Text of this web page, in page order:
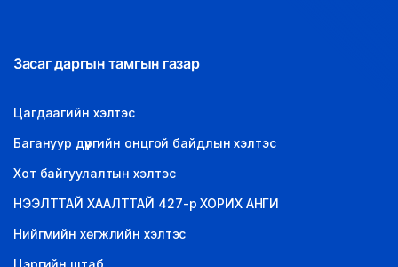
Засаг даргын тамгын газар
Цагдаагийн хэлтэс
Багануур дүүргийн онцгой байдлын хэлтэс
Хот байгуулалтын хэлтэс
НЭЭЛТТАЙ ХААЛТТАЙ 427-р ХОРИХ АНГИ
Нийгмийн хөгжлийн хэлтэс
Цэргийн штаб